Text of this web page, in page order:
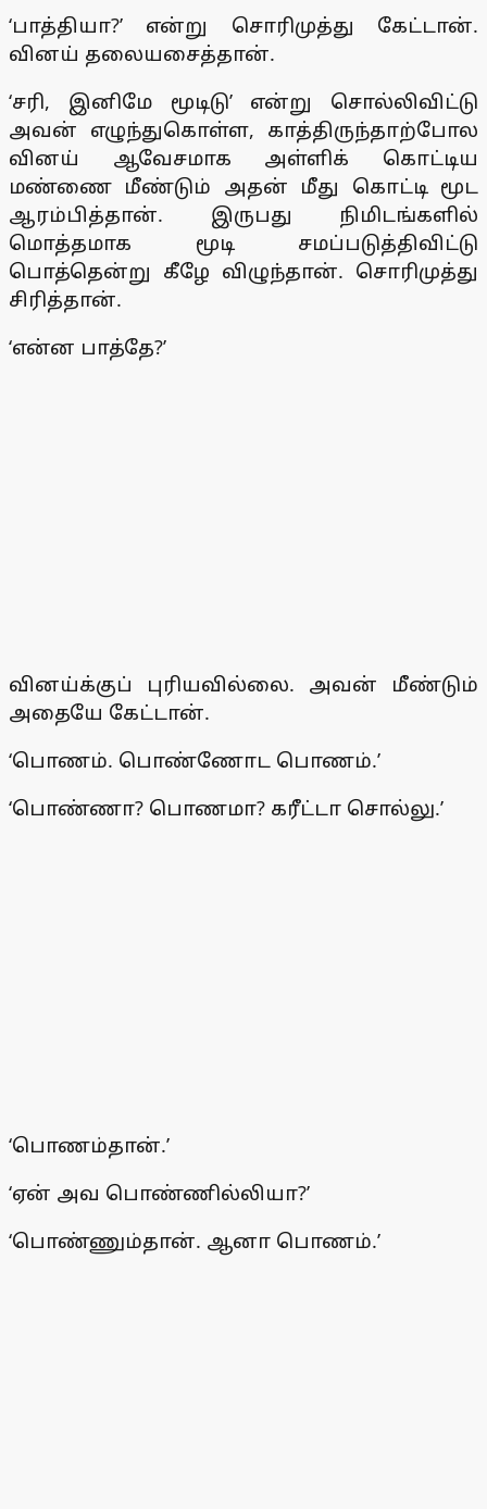
‘பாத்தியா?’ என்று சொரிமுத்து கேட்டான்.
வினய் தலையசைத்தான்.
‘சரி, இனிமே மூடிடு’ என்று சொல்லிவிட்டு
அவன் எழுந்துகொள்ள, காத்திருந்தாற்போல
வினய் ஆவேசமாக அள்ளிக் கொட்டிய
மண்ணை மீண்டும் அதன் மீது கொட்டி மூட
ஆரம்பித்தான். இருபது நிமிடங்களில்
மொத்தமாக மூடி சமப்படுத்திவிட்டு
பொத்தென்று கீழே விழுந்தான். சொரிமுத்து
சிரித்தான்.
‘என்ன பாத்தே?’
வினய்க்குப் புரியவில்லை. அவன் மீண்டும்
அதையே கேட்டான்.
‘பொணம். பொண்ணோட பொணம்.’
‘பொண்ணா? பொணமா? கரீட்டா சொல்லு.’
‘பொணம்தான்.’
‘ஏன் அவ பொண்ணில்லியா?’
‘பொண்ணும்தான். ஆனா பொணம்.’